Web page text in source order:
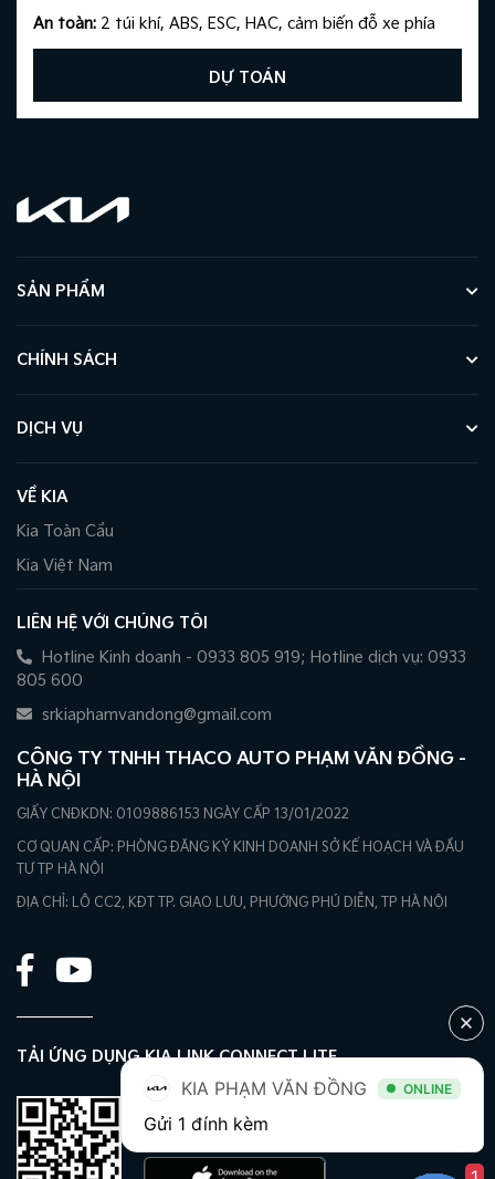
An toàn: 2 túi khí, ABS, ESC, HAC, cảm biến đỗ xe phía
sau, camera lùi
DỰ TOÁN
SẢN PHẨM
CHÍNH SÁCH
DỊCH VỤ
VỀ KIA
Kia Toàn Cầu
Kia Việt Nam
LIÊN HỆ VỚI CHÚNG TÔI
Hotline Kinh doanh - 0933 805 919; Hotline dịch vụ: 0933
805 600
srkiaphamvandong@gmail.com
CÔNG TY TNHH THACO AUTO PHẠM VĂN ĐỒNG -
HÀ NỘI
GIẤY CNĐKDN: 0109886153 NGÀY CẤP 13/01/2022
CƠ QUAN CẤP: PHÒNG ĐĂNG KÝ KINH DOANH SỞ KẾ HOẠCH VÀ ĐẦU
TƯ TP HÀ NỘI
ĐỊA CHỈ: LÔ CC2, KĐT TP. GIAO LƯU, PHƯỜNG PHÚ DIỄN, TP HÀ NỘI
TẢI ỨNG DỤNG KIA LINK CONNECT LITE
KIA PHẠM VĂN ĐỒNG ONLINE
Gửi 1 đính kèm